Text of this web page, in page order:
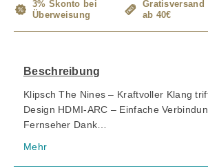
3% Skonto bei
Überweisung
Gratisversand
ab 40€
Beschreibung
Klipsch The Nines – Kraftvoller Klang
Design HDMI-ARC – Einfache
Fernseher Dank…
Mehr